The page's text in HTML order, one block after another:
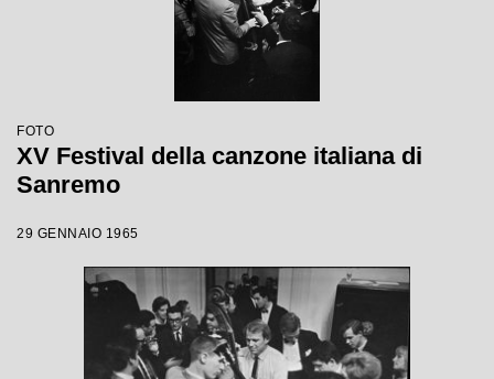
FOTO
XV Festival della canzone italiana di
Sanremo
29 GENNAIO 1965